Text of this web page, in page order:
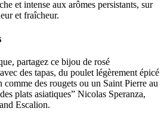
et intense aux arômes persistants, sur
et fraîcheur.
partagez ce bijou de rosé
des tapas, du poulet légèrement épicé
comme des rougets ou un Saint Pierre au
plats asiatiques” Nicolas Speranza,
Escalion.